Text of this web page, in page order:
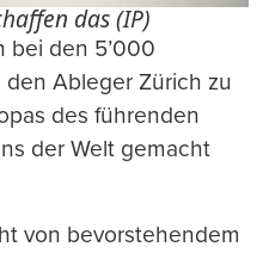
das (IP)
bei den 5’000
den Ableger Zürich zu
des führenden
der Welt gemacht
von bevorstehendem